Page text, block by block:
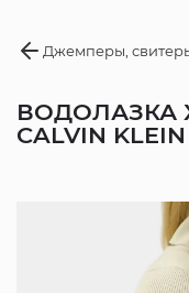
Джемперы,
ВОДОЛАЗКА
CALVIN